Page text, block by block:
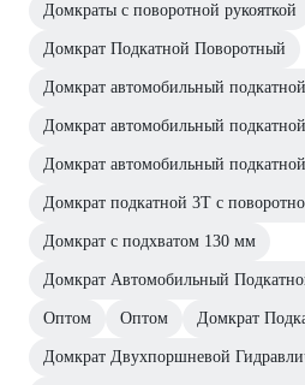
Домкраты с поворотной рукояткой
Домкрат Подкатной Поворотный
Домкрат автомобильный
Домкрат автомобильный
Домкрат автомобильный
Домкрат подкатной 3Т с
Домкрат с подхватом 130 мм
Домкрат Автомобильный
Оптом Оптом Домкрат
Домкрат Двухпоршневой